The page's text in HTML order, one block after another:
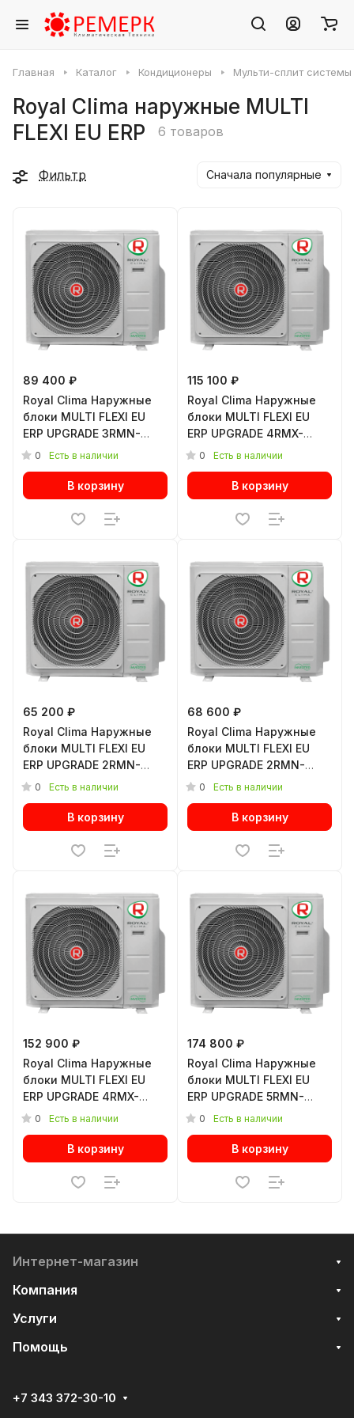
Главная Каталог Кондиционеры Мульти-сплит системы
Royal Clima наружные MULTI
FLEXI EU ERP
6 товаров
Фильтр Сначала популярные
89 400 ₽
Royal Clima Наружные
блоки MULTI FLEXI EU
ERP UPGRADE 3RMN-
21HN/OUT
0 Есть в наличии
В корзину
115 100 ₽
Royal Clima Наружные
блоки MULTI FLEXI EU
ERP UPGRADE 4RMX-
28HN/OUT
0 Есть в наличии
В корзину
65 200 ₽
Royal Clima Наружные
блоки MULTI FLEXI EU
ERP UPGRADE 2RMN-
14HN/OUT
0 Есть в наличии
В корзину
68 600 ₽
Royal Clima Наружные
блоки MULTI FLEXI EU
ERP UPGRADE 2RMN-
18HN/OUT
0 Есть в наличии
В корзину
152 900 ₽
Royal Clima Наружные
блоки MULTI FLEXI EU
ERP UPGRADE 4RMX-
36HN/OUT
0 Есть в наличии
В корзину
174 800 ₽
Royal Clima Наружные
блоки MULTI FLEXI EU
ERP UPGRADE 5RMN-
42HN/OUT
0 Есть в наличии
В корзину
Интернет-магазин
Компания
Услуги
Помощь
+7 343 372-30-10